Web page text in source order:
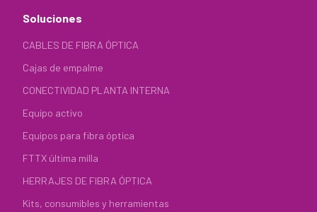
Soluciones
CABLES DE FIBRA ÓPTICA
Cajas de empalme
CONECTIVIDAD PLANTA INTERNA
Equipo activo
Equipos para fibra óptica
FTTX última milla
HERRAJES DE FIBRA ÓPTICA
Kits, consumibles y herramientas